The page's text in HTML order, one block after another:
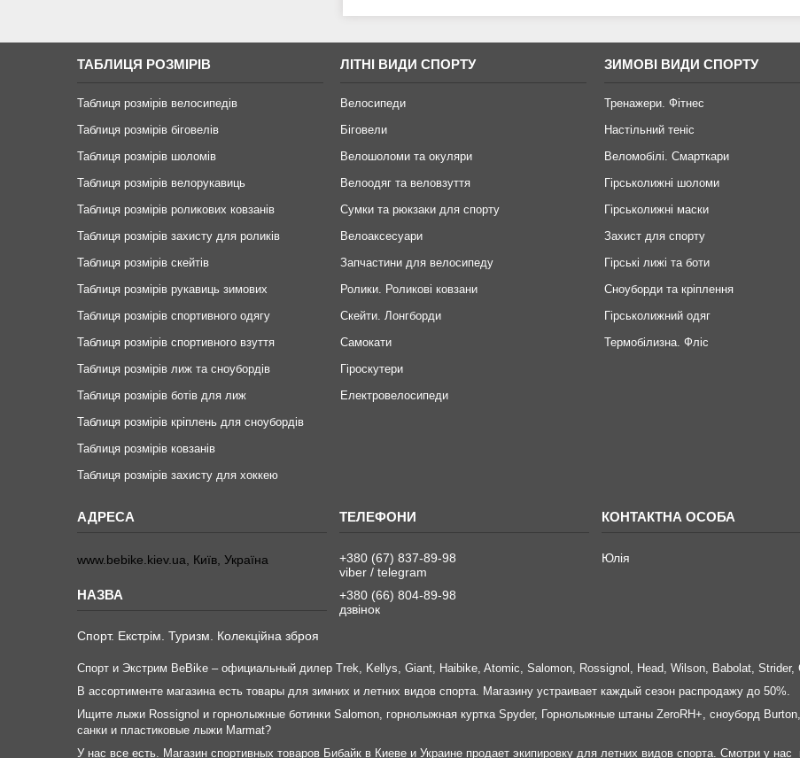
ТАБЛИЦЯ РОЗМІРІВ
Таблиця розмірів велосипедів
Таблиця розмірів біговелів
Таблиця розмірів шоломів
Таблиця розмірів велорукавиць
Таблиця розмірів роликових ковзанів
Таблиця розмірів захисту для роликів
Таблиця розмірів скейтів
Таблиця розмірів рукавиць зимових
Таблиця розмірів спортивного одягу
Таблиця розмірів спортивного взуття
Таблиця розмірів лиж та сноубордів
Таблиця розмірів ботів для лиж
Таблиця розмірів кріплень для сноубордів
Таблиця розмірів ковзанів
Таблиця розмірів захисту для хоккею
ЛІТНІ ВИДИ СПОРТУ
Велосипеди
Біговели
Велошоломи та окуляри
Велоодяг та веловзуття
Сумки та рюкзаки для спорту
Велоаксесуари
Запчастини для велосипеду
Ролики. Роликові ковзани
Скейти. Лонгборди
Самокати
Гіроскутери
Електровелосипеди
ЗИМОВІ ВИДИ СПОРТУ
Тренажери. Фітнес
Настільний теніс
Веломобілі. Смарткари
Гірськолижні шоломи
Гірськолижні маски
Захист для спорту
Гірські лижі та боти
Сноуборди та кріплення
Гірськолижний одяг
Термобілизна. Фліс
www.bebike.kiev.ua, Київ, Україна
Спорт. Екстрім. Туризм. Колекційна зброя
+380 (67) 837-89-98
viber / telegram
+380 (66) 804-89-98
дзвінок
Юлія
Спорт и Экстрим BeBike – официальный дилер Trek, Kellys, Giant, Haibike, Atomic, Salomon, Rossignol, Head, Wilson, Babolat, Strider,
В ассортименте магазина есть товары для зимних и летних видов спорта. Магазину устраивает каждый сезон распродажу до 50%.
Ищите лыжи Rossignol и горнолыжные ботинки Salomon, горнолыжная куртка Spyder, Горнолыжные штаны ZeroRH+, сноуборд
санки и пластиковые лыжи Marmat?
У нас все есть. Магазин спортивных товаров Бибайк в Киеве и Украине продает экипировку для летних видов спорта. Смотри у